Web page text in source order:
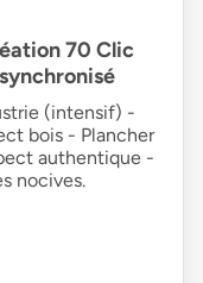
70 Clic
(intensif) -
bois - Plancher
authentique -
nocives.